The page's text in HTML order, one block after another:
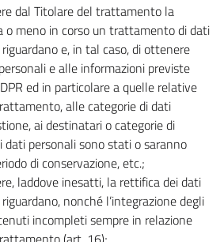
dal Titolare del trattamento la
o meno in corso un trattamento di dati
e, in tal caso, di ottenere
e alle informazioni previste
ed in particolare a quelle relative
alle categorie di dati
ai destinatari o categorie di
dati personali sono stati o saranno
di conservazione, etc.;
laddove inesatti, la rettifica dei dati
nonché l’integrazione degli
incompleti sempre in relazione